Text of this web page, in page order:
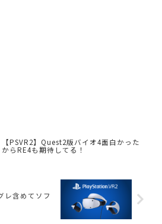
【PSVR2】Quest2版バイオ4面白かった
からRE4も期待してる！
レ含めてソフ